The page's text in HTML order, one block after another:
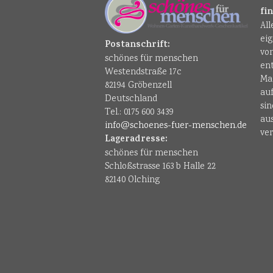
Postanschrift:
schönes für menschen
Westendstraße 17c
82194 Gröbenzell
Deutschland
Tel.: 0175 600 3439
info@schoenes-fuer-menschen.de
Lageradresse:
schönes für menschen
Schloßstrasse 163 b Halle 22
82140 Olching